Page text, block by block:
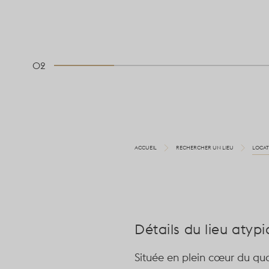
02
ACCUEIL RECHERCHER UN LIEU
Détails du lieu
Située en plein cœur du